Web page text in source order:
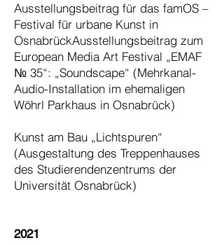
Ausstellungsbeitrag für das famOS –
Festival für urbane Kunst in
OsnabrückAusstellungsbeitrag zum
European Media Art Festival „EMAF
№ 35“: „Soundscape“ (Mehrkanal-
Audio-Installation im ehemaligen
Wöhrl Parkhaus in Osnabrück)
Kunst am Bau „Lichtspuren“
(Ausgestaltung des Treppenhauses
des Studierendenzentrums der
Universität Osnabrück)
2021